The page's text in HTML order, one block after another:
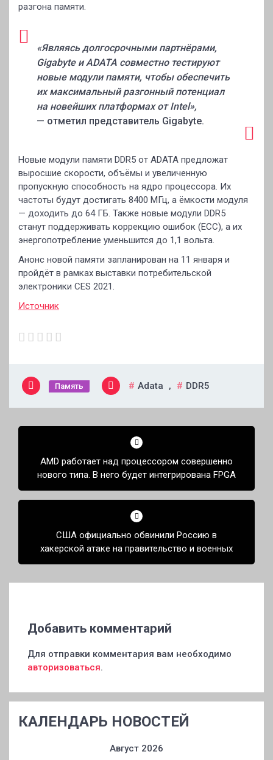
разгона памяти.
«Являясь долгосрочными партнёрами,
Gigabyte и ADATA совместно тестируют
новые модули памяти, чтобы обеспечить
их максимальный разгонный потенциал
на новейших платформах от Intel»,
— отметил представитель Gigabyte.
Новые модули памяти DDR5 от ADATA предложат
выросшие скорости, объёмы и увеличенную
пропускную способность на ядро процессора. Их
частоты будут достигать 8400 МГц, а ёмкости модуля
— доходить до 64 ГБ. Также новые модули DDR5
станут поддерживать коррекцию ошибок (ECC), а их
энергопотребление уменьшится до 1,1 вольта.
Анонс новой памяти запланирован на 11 января и
пройдёт в рамках выставки потребительской
электроники CES 2021.
Источник
Память Adata , DDR5
Навигация
записямAMD работает над процессором совершенно
нового типа. В него будет интегрирована FPGA
США официально обвинили Россию в
хакерской атаке на правительство и военных
Добавить комментарий
Для отправки комментария вам необходимо
авторизоваться.
КАЛЕНДАРЬ НОВОСТЕЙ
Август 2026